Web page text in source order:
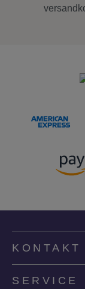
KONTAKT
SERVICE